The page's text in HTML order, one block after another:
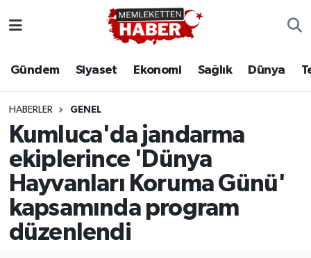
Gündem Siyaset Ekonomi Sağlık Dünya
HABERLER GENEL
Kumluca'da jandarma
ekiplerince 'Dünya
Hayvanları Koruma Günü'
kapsamında program
düzenlendi